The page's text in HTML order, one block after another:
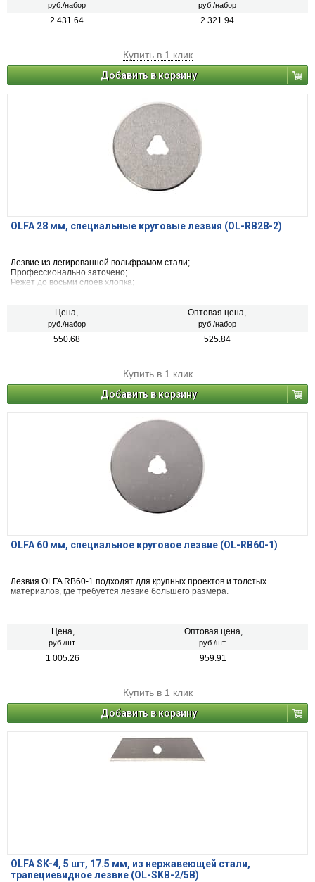
руб./набор руб./набор
2 431.64 2 321.94
Купить в 1 клик
Добавить в корзину
OLFA 28 мм, специальные круговые лезвия (OL-RB28-2)
Лезвие из легированной вольфрамом стали;
Профессионально заточено;
Режет до восьми слоев хлопка;
Подходит для большинства круговых ножей 28 мм.
Цена,
руб./набор
Оптовая цена,
руб./набор
550.68 525.84
Купить в 1 клик
Добавить в корзину
OLFA 60 мм, специальное круговое лезвие (OL-RB60-1)
Лезвия OLFA RB60-1 подходят для крупных проектов и толстых
материалов, где требуется лезвие большего размера.
Цена,
руб./шт.
Оптовая цена,
руб./шт.
1 005.26 959.91
Купить в 1 клик
Добавить в корзину
OLFA SK-4, 5 шт, 17.5 мм, из нержавеющей стали,
трапециевидное лезвие (OL-SKB-2/5B)